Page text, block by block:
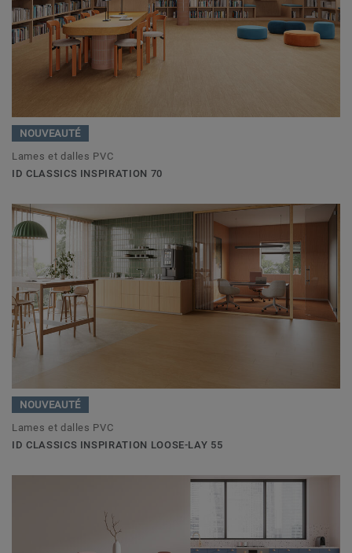
NOUVEAUTÉ
Lames et dalles PVC
ID CLASSICS INSPIRATION 70
NOUVEAUTÉ
Lames et dalles PVC
ID CLASSICS INSPIRATION LOOSE-LAY 55